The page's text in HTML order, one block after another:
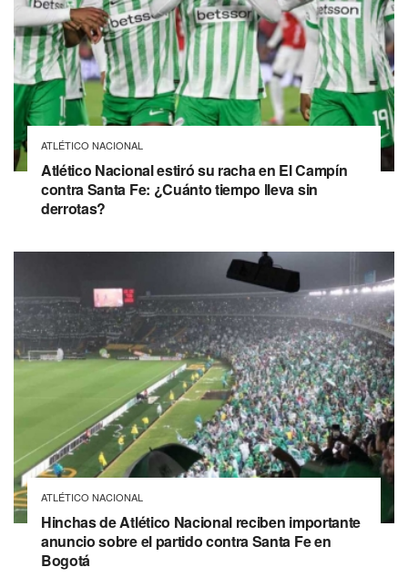
ATLÉTICO NACIONAL
Atlético Nacional estiró su racha en El Campín
contra Santa Fe: ¿Cuánto tiempo lleva sin
derrotas?
ATLÉTICO NACIONAL
Hinchas de Atlético Nacional reciben importante
anuncio sobre el partido contra Santa Fe en
Bogotá